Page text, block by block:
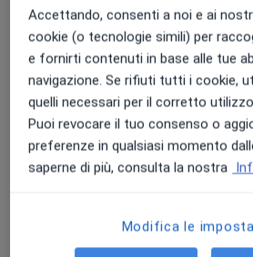
persona. Ogni persona è unica e
ascolto, attenzione e
Tra gli strumenti che integro nel
biorisonanza, mappatura dei
tecnologia S-Drive e metodiche
della Medicina Tradizionale
l’agopuntura vibrazionale
biorisonanzaè una metodica
Accettando, consenti a noi e ai
cookie (o tecnologie simili) per
e fornirti contenuti in base alle tue
navigazione. Se rifiuti tutti i cookie,
quelli necessari per il corretto
Puoi revocare il tuo consenso o
preferenze in qualsiasi momento
saperne di più, consulta la nostra
Modifica le